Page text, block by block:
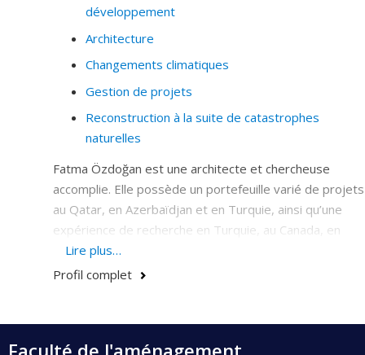
développement
Architecture
Changements climatiques
Gestion de projets
Reconstruction à la suite de catastrophes
naturelles
Fatma Özdoğan est une architecte et chercheuse
accomplie. Elle possède un portefeuille varié de projets
au Qatar, en Azerbaïdjan et en Turquie, ainsi qu’une
expérience de recherche en Turquie, au Canada, en
Colombie et au Liban. Elle détient une maîtrise de
l’Université technique Yıldız en Turquie, où ses
Lire plus…
Profil complet
Faculté de l'aménagement